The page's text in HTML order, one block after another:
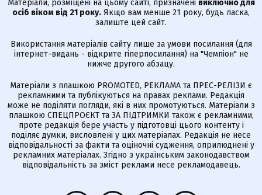
Матеріали, розміщені на цьому сайті, призначені виключно для
осіб віком від 21 року. Якщо вам менше 21 року, будь ласка,
залиште цей сайт.
Використання матеріалів сайту лише за умови посилання (для
інтернет-видань - відкрите гіперпосилання) на "Чемпіон" не
нижче другого абзацу.
Матеріали з плашкою PROMOTED, РЕКЛАМА та ПРЕС-РЕЛІЗИ є
рекламними та публікуються на правах реклами. Редакція
може не поділяти погляди, які в них промотуються. Матеріали з
плашкою СПЕЦПРОЄКТ та ЗА ПІДТРИМКИ також є рекламними,
проте редакція бере участь у підготовці цього контенту і
поділяє думки, висловлені у цих матеріалах. Редакція не несе
відповідальності за факти та оціночні судження, оприлюднені у
рекламних матеріалах. Згідно з українським законодавством
відповідальність за зміст реклами несе рекламодавець.